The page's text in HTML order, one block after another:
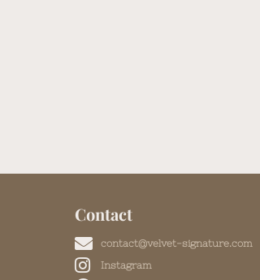
Contact
contact@velvet-signature.com
Instagram